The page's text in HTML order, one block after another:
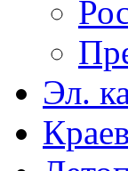
Эл.